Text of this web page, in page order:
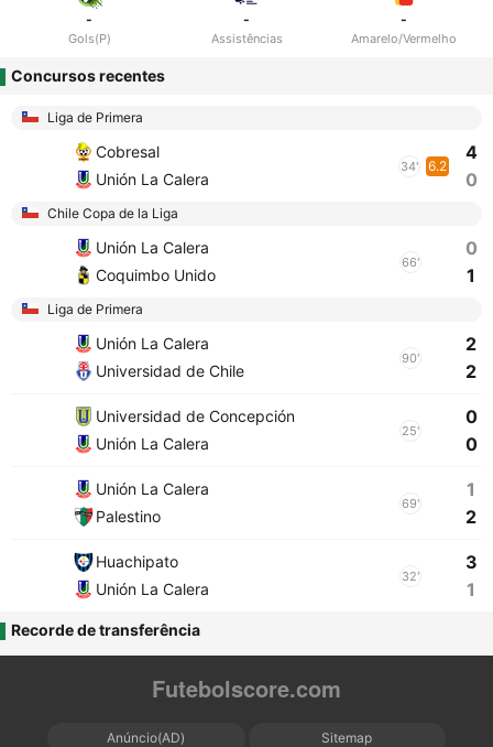
-
Gols(P)
-
Assistências
-
Amarelo/Vermelho
Concursos recentes
Liga de Primera
Cobresal
Unión La Calera
34' 6.2
4
0
Chile Copa de la Liga
Unión La Calera
Coquimbo Unido
66'
0
1
Liga de Primera
Unión La Calera
Universidad de Chile
90'
2
2
Universidad de Concepción
Unión La Calera
25'
0
0
Unión La Calera
Palestino
69'
1
2
Huachipato
Unión La Calera
32'
3
1
Recorde de transferência
Futebolscore.com
Anúncio(AD) Sitemap